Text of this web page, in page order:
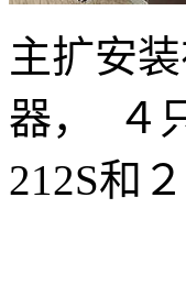
主扩安
器， ４
212S和